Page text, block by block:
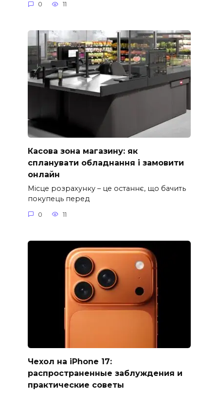
0 11
Касова зона магазину: як
спланувати обладнання і замовити
онлайн
Місце розрахунку – це останнє, що бачить
покупець перед
0 11
Чехол на iPhone 17:
распространенные заблуждения и
практические советы